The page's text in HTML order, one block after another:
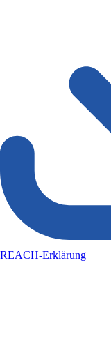
REACH-Erklärung